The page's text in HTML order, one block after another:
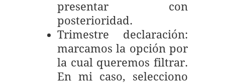
presentar con
posterioridad.
Trimestre declaración:
marcamos la opción por
la cual queremos filtrar.
En mi caso, selecciono